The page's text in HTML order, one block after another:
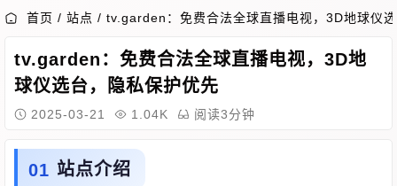
首页 / 站点 / tv.garden：免费合法全球直播电视，3D地球仪
tv.garden：免费合法全球直播电视，3D地
球仪选台，隐私保护优先
2025-03-21 1.04K 阅读3分钟
站点介绍